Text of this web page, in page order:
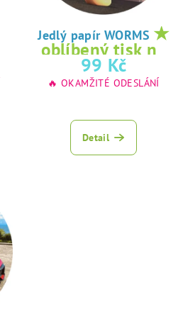
Jedlý papír WORMS ★
oblíbený tisk na
jedlý papír
99 Kč
🔥 OKAMŽITÉ ODESLÁNÍ
Detail